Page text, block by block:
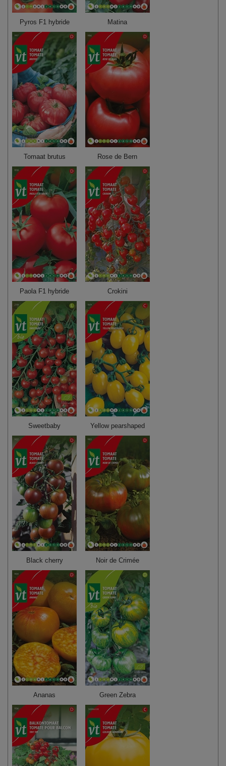
Pyros F1 hybride Matina
Tomaat brutus Rose de Bern
Paola F1 hybride Crokini
Sweetbaby Yellow pearshaped
Black cherry Noir de Crimée
Ananas Green Zebra